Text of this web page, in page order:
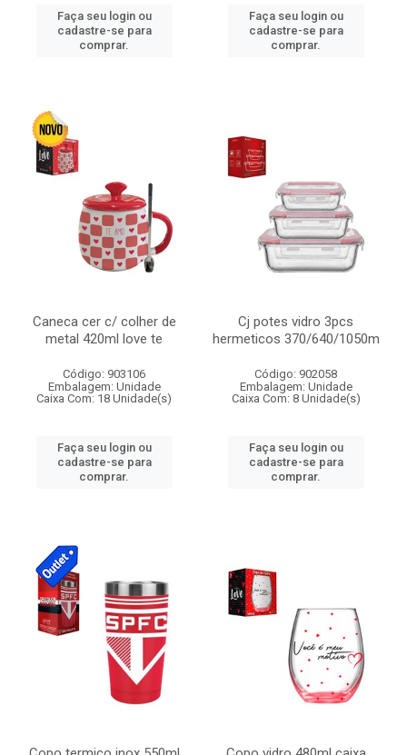
Faça seu login ou
cadastre-se para
comprar.
Faça seu login ou
cadastre-se para
comprar.
Caneca cer c/ colher de
metal 420ml love te
Código: 903106
Embalagem: Unidade
Caixa Com: 18 Unidade(s)
Faça seu login ou
cadastre-se para
comprar.
Cj potes vidro 3pcs
hermeticos 370/640/1050m
Código: 902058
Embalagem: Unidade
Caixa Com: 8 Unidade(s)
Faça seu login ou
cadastre-se para
comprar.